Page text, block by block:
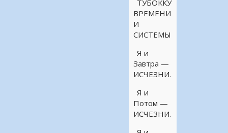
ТУБОККУ
ВРЕМЕНИ
И
СИСТЕМЫ
Я и
Завтра —
ИСЧЕЗНИ.
Я и
Потом —
ИСЧЕЗНИ.